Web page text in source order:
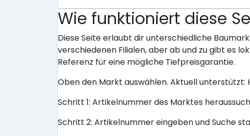
Wie funktioniert diese
Diese Seite erlaubt dir unterschiedliche
verschiedenen Filialen, aber ab und zu gibt es
Referenz für eine mögliche Tiefpreisgarantie.
Oben den Markt auswählen. Aktuell unterstützt:
Schritt 1: Artikelnummer des Marktes
Schritt 2: Artikelnummer eingeben und Suche